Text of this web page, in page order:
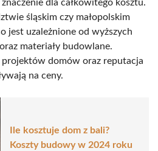
dla całkowitego kosztu.
śląskim czy małopolskim
jest uzależnione od wyższych
materiały budowlane.
domów oraz reputacja
na ceny.
Ile kosztuje dom z bali?
Koszty budowy w 2024 roku